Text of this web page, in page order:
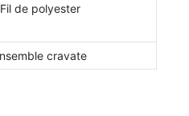
Fil de polyester
cravate